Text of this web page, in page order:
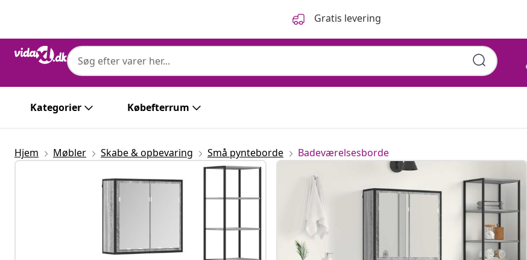
Gratis levering
Kategorier Købefterrum
Hjem Møbler Skabe & opbevaring Små pynteborde Badeværelsesborde